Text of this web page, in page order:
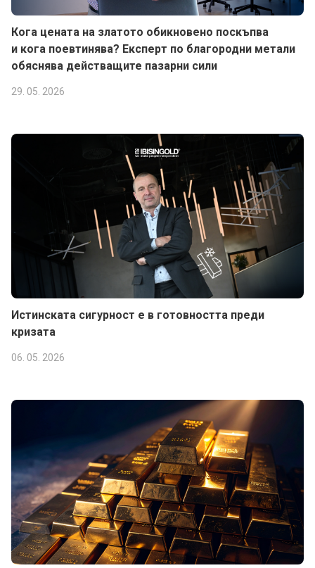
Кога цената на златото обикновено поскъпва
и кога поевтинява? Експерт по благородни метали
обяснява действащите пазарни сили
29. 05. 2026
Истинската сигурност е в готовността преди
кризата
06. 05. 2026